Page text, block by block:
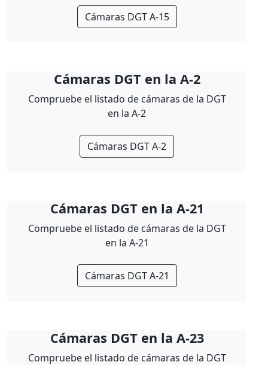
Cámaras DGT A-15
Cámaras DGT en la A-2
Compruebe el listado de cámaras de la DGT
en la A-2
Cámaras DGT A-2
Cámaras DGT en la A-21
Compruebe el listado de cámaras de la DGT
en la A-21
Cámaras DGT A-21
Cámaras DGT en la A-23
Compruebe el listado de cámaras de la DGT